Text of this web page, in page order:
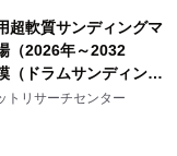
超軟質サンディングマ
（2026年～2032
（ドラムサンディング
トサンディングマシ
ンディングマシン、そ
トリサーチセンター